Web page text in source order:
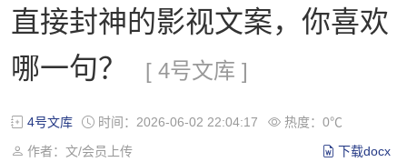
直接封神的影视文案，你喜欢
哪一句？
[ 4号文库 ]
4号文库 时间：2026-06-02 22:04:17
热度：0℃
作者：文/会员上传
下载docx